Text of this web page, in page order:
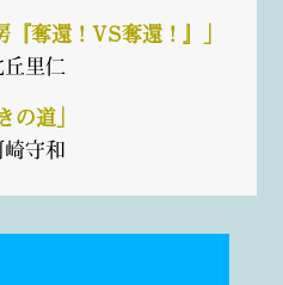
『奪還！VS奪還！』」
里仁
の道」
守和